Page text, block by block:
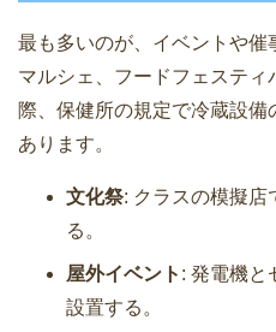
最も多いのが、イベントや催
マルシェ、フードフェスティ
際、保健所の規定で冷蔵設
あります。
文化祭: クラスの模擬店
る。
屋外イベント : 発電機と
設置する。